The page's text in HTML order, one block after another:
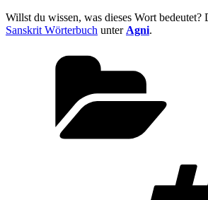
Willst du wissen, was dieses Wort bedeutet?
Sanskrit Wörterbuch unter Agni.